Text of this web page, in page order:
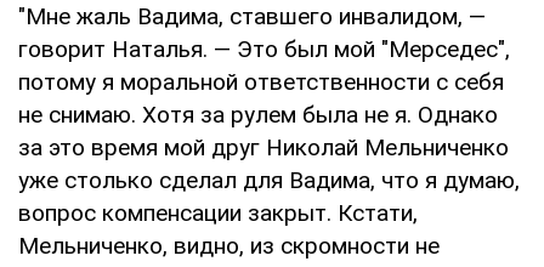
"Мне жаль Вадима, ставшего инвалидом, —
говорит Наталья. — Это был мой "Мерседес",
потому я моральной ответственности с себя
не снимаю. Хотя за рулем была не я. Однако
за это время мой друг Николай Мельниченко
уже столько сделал для Вадима, что я думаю,
вопрос компенсации закрыт. Кстати,
Мельниченко, видно, из скромности не